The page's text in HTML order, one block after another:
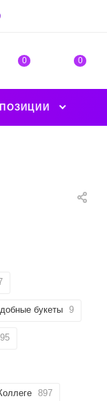
0 0
букеты 9
897